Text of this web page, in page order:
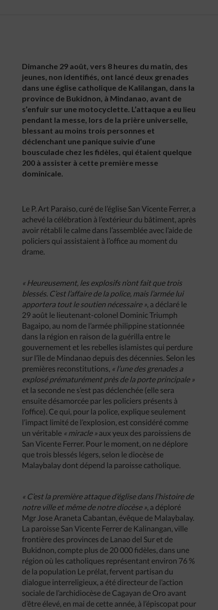
Dimanche 29 août, vers 8 heures du matin, des
jeunes, non identifiés, ont lancé deux grenades
dans une église catholique de Kalilangan, dans la
province de Bukidnon, à Mindanao, avant de
s’enfuir sur une motocyclette. L’attaque a eu lieu
pendant la messe, lors de la prière universelle,
blessant au moins trois personnes et
déclenchant une panique suivie d’une
bousculade chez les fidèles, qui étaient quelque
200 à assister à cette première messe
dominicale.
Le P. Art Paraiso, curé de l’église San Vicente Ferrer, a
achevé la célébration à l’extérieur du bâtiment, après
avoir rétabli le calme dans l’assemblée avec l’aide de
policiers qui assistaient à l’office au moment du
drame.
« Heureusement, les explosifs n’ont fait que trois
blessés. C’est l’affaire de la police, mais l’armée lui
apportera tout le soutien nécessaire », a déclaré le
29 août le lieutenant-colonel Dominic Triumph
Bagaipo, au nom de l’armée philippine stationnée
dans la région en raison de la guérilla entre le
gouvernement et les rebelles islamistes qui perdure
sur l’île de Mindanao depuis des décennies. Selon les
premières reconstitutions, « l’une des grenades a
explosé prématurément près de la porte principale »
et la seconde ne s’est pas déclenchée (elle sera
ensuite désamorcée par les policiers présents à
l’office). Ce qui, pour la police, explique seulement
l’impact limité de l’explosion, est considéré comme
un véritable « miracle » aux yeux des paroissiens de
San Vicente Ferrer. Pour le moment, on ne déplore
que trois blessés légers, selon le diocèse de
Malaybalay dont dépend la paroisse catholique.
« C’est la première attaque d’église dans l’histoire de
notre ville et même de notre diocèse », a déploré
Mgr Jose Araneta Cabantan, évêque de Malaybalay.
La paroisse San Vicente Ferrer de Kalinangan, ville
frontière des provinces de Lanao del Sur et de
Bukidnon, compte plus de 20 000 fidèles, dans une
région où les catholiques représentant environ 76 %
de la population Le prélat, fervent partisan du
dialogue interreligieux, a été directeur de l’action
sociale de l’archidiocèse de Cagayan de Oro avant
d’être élevé, en mai de cette année, à l’épiscopat pour